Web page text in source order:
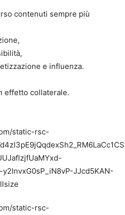
contenuti sempre più
e influenza.
effetto collaterale.